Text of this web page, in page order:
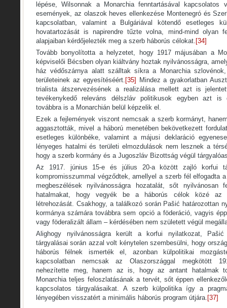
lépése, Wilsonnak a Monarchia fenntartásával kapcsolatos
események, az olaszok heves ellenkezése Montenegró és
kapcsolatban, valamint a Bulgáriával kötendő esetleges
hovatartozását is napirendre tűzte volna, mind-mind olyan
alapjaiban kérdőjelezték meg a szerb háborús célokat. [34]
Tovább bonyolította a helyzetet, hogy 1917 májusában a
képviselői Bécsben olyan kiáltvány hoztak nyilvánosságra,
ház védőszárnya alatt szálltak síkra a Monarchia
területeinek az egyesítéséért. [35]
Mindez a gyakorlatban
trialista átszervezésének a realizálása mellett azt is
tevékenykedő releváns délszláv politikusok egyben azt is
továbbra is a Monarchián belül képzelik el.
Ezek a fejlemények viszont nemcsak a szerb kormányt,
aggasztották, mivel a háború menetében bekövetkezett
esetleges különbéke, valamint a májusi deklaráció
lényeges hatalmi és területi elmozdulások nem lesznek a
hogy a szerb kormány és a Jugoszláv Bizottság végül
Az 1917. június 15-e és július 20-a között zajló korfui
kompromisszummal végződtek, amellyel a szerb fél elfogadta
megbeszélések nyilvánosságra hozatalát, sőt
hatalmakat, hogy vegyék be a háborús célok közé az
létrehozását. Csakhogy, a találkozó során Pašić határozottan
kormánya számára továbbra sem opció a föderáció, vagyis
vagy föderalizált állam – kérdésében nem született végül
Alighogy nyilvánosságra került a korfui nyilatkozat,
tárgyalásai során azzal volt kénytelen szembesülni, hogy
háborús félnek ismerték el, azonban külpolitikai
kapcsolatban nemcsak az Olaszországgal megkötött
nehezítette meg, hanem az is, hogy az antant hatalmak
Monarchia teljes feloszlatásának a tervét, sőt éppen
kapcsolatos tárgyalásaikat. A szerb külpolitika így a
lényegében visszatért a minimális háborús program útjára. [37]